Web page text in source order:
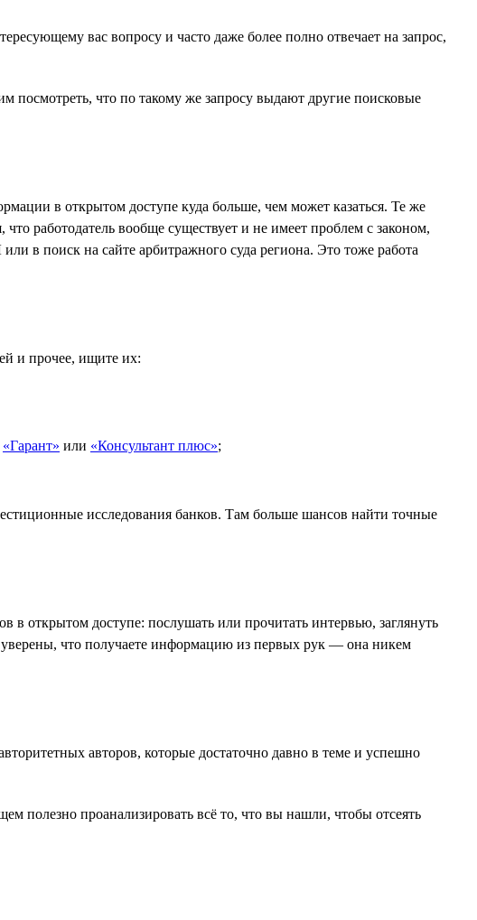
вас вопросу и часто даже более полно отвечает на запрос,
посмотреть, что по такому же запросу выдают другие поисковые
в открытом доступе куда больше, чем может казаться. Те же
работодатель вообще существует и не имеет проблем с законом,
в поиск на сайте арбитражного суда региона. Это тоже работа
и прочее, ищите их:
«Гарант» или «Консультант плюс»;
исследования банков. Там больше шансов найти точные
в открытом доступе: послушать или прочитать интервью, заглянуть
что получаете информацию из первых рук — она никем
авторов, которые достаточно давно в теме и успешно
полезно проанализировать всё то, что вы нашли, чтобы отсеять